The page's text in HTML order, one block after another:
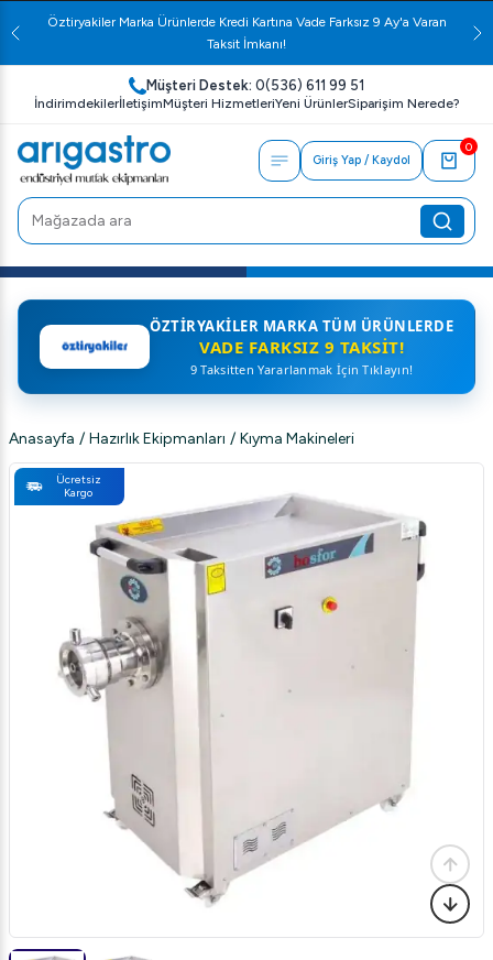
Öztiryakiler Marka Ürünlerde Kredi Kartına Vade Farksız 9 Ay'a Varan
Taksit İmkanı!
Müşteri Destek: 0(536) 611 99 51
İndirimdekilerİletişimMüşteri HizmetleriYeni ÜrünlerSiparişim Nerede?
Giriş Yap / Kaydol
0
ÖZTIRYAKILER MARKA TÜM ÜRÜNLERDE
VADE FARKSIZ 9 TAKSIT!
9 Taksitten Yararlanmak İçin Tıklayın!
Anasayfa / Hazırlık Ekipmanları / Kıyma Makineleri
Ücretsiz
Kargo